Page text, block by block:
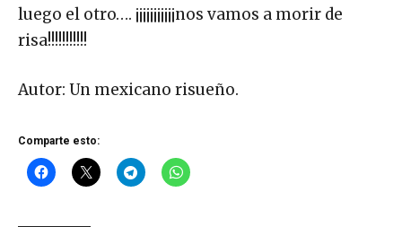
luego el otro…. ¡¡¡¡¡¡¡¡¡¡¡nos vamos a morir de
risa!!!!!!!!!!!
Autor: Un mexicano risueño.
Comparte esto: